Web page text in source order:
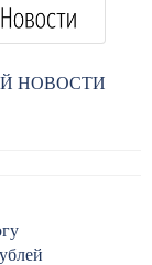
НОВОСТИ